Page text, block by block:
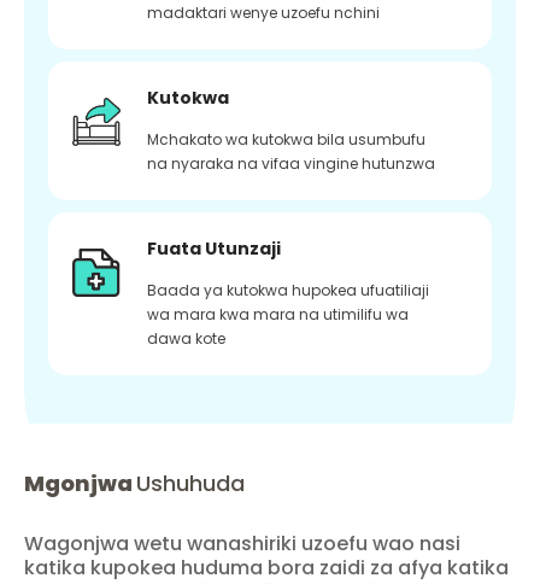
madaktari wenye uzoefu nchini
Kutokwa
Mchakato wa kutokwa bila usumbufu
na nyaraka na vifaa vingine hutunzwa
Fuata Utunzaji
Baada ya kutokwa hupokea ufuatiliaji
wa mara kwa mara na utimilifu wa
dawa kote
Mgonjwa Ushuhuda
Wagonjwa wetu wanashiriki uzoefu wao nasi
katika kupokea huduma bora zaidi za afya katika